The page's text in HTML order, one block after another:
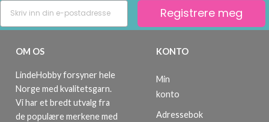
Registrere meg
OM OS
LindeHobby forsyner hele
Norge med kvalitetsgarn.
Vi har et bredt utvalg fra
de populære merkene med
KONTO
Min
konto
Adressebok